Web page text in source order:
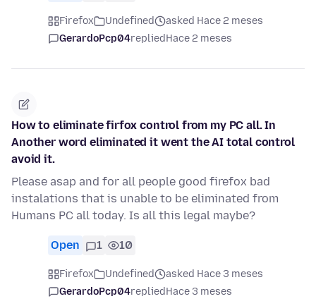
Firefox Undefined
asked Hace 2 meses
GerardoPcp04repliedHace 2 meses
How to eliminate firfox control from my PC all. In
Another word eliminated it went the AI total control
avoid it.
Please asap and for all people good firefox bad
instalations that is unable to be eliminated from
Humans PC all today. Is all this legal maybe?
Open 1 10
Firefox Undefined
asked Hace 3 meses
GerardoPcp04repliedHace 3 meses